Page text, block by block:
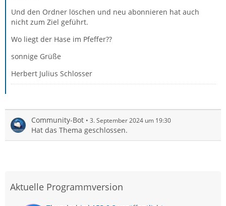
Und den Ordner löschen und neu abonnieren hat auch
nicht zum Ziel geführt.
Wo liegt der Hase im Pfeffer??
sonnige Grüße
Herbert Julius Schlosser
Community-Bot 3. September 2024 um 19:30
Hat das Thema geschlossen.
Aktuelle Programmversion